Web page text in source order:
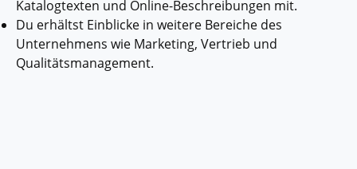
Katalogtexten und Online-Beschreibungen mit.
Du erhältst Einblicke in weitere Bereiche des
Unternehmens wie Marketing, Vertrieb und
Qualitätsmanagement.